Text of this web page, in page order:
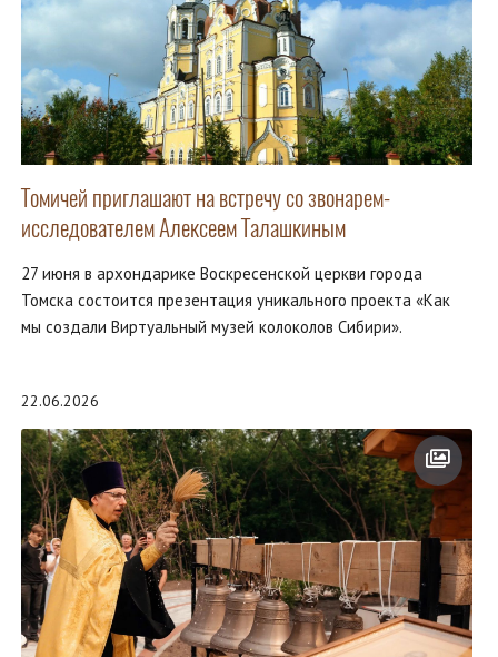
Томичей приглашают на встречу со звонарем-
исследователем Алексеем Талашкиным
27 июня в архондарике Воскресенской церкви города
Томска состоится презентация уникального проекта «Как
мы создали Виртуальный музей колоколов Сибири».
22.06.2026